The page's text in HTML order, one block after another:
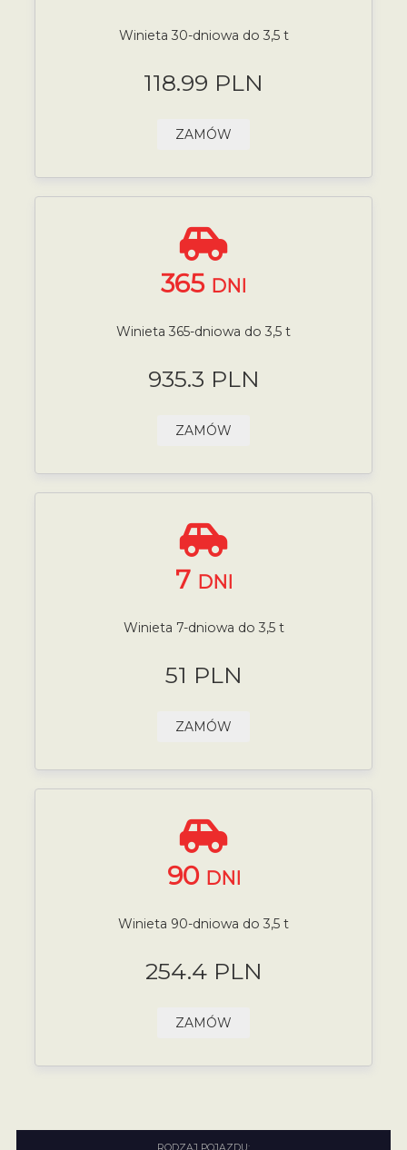
Winieta 30-dniowa do 3,5 t
118.99 PLN
ZAMÓW
365 DNI
Winieta 365-dniowa do 3,5 t
935.3 PLN
ZAMÓW
7 DNI
Winieta 7-dniowa do 3,5 t
51 PLN
ZAMÓW
90 DNI
Winieta 90-dniowa do 3,5 t
254.4 PLN
ZAMÓW